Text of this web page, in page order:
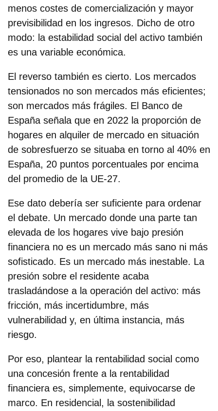
menos costes de comercialización y mayor
previsibilidad en los ingresos. Dicho de otro
modo: la estabilidad social del activo también
es una variable económica.
El reverso también es cierto. Los mercados
tensionados no son mercados más eficientes;
son mercados más frágiles. El Banco de
España señala que en 2022 la proporción de
hogares en alquiler de mercado en situación
de sobresfuerzo se situaba en torno al 40% en
España, 20 puntos porcentuales por encima
del promedio de la UE-27.
Ese dato debería ser suficiente para ordenar
el debate. Un mercado donde una parte tan
elevada de los hogares vive bajo presión
financiera no es un mercado más sano ni más
sofisticado. Es un mercado más inestable. La
presión sobre el residente acaba
trasladándose a la operación del activo: más
fricción, más incertidumbre, más
vulnerabilidad y, en última instancia, más
riesgo.
Por eso, plantear la rentabilidad social como
una concesión frente a la rentabilidad
financiera es, simplemente, equivocarse de
marco. En residencial, la sostenibilidad